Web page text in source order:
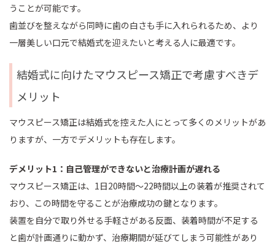
うことが可能です。
歯並びを整えながら同時に歯の白さも手に入れられるため、より
一層美しい口元で結婚式を迎えたいと考える人に最適です。
結婚式に向けたマウスピース矯正で考慮すべきデ
メリット
マウスピース矯正は結婚式を控えた人にとって多くのメリットがあ
りますが、一方でデメリットも存在します。
デメリット1：自己管理ができないと治療計画が遅れる
マウスピース矯正は、1日20時間～22時間以上の装着が推奨されて
おり、この時間を守ることが治療成功の鍵となります。
装置を自分で取り外せる手軽さがある反面、装着時間が不足する
と歯が計画通りに動かず、治療期間が延びてしまう可能性があり